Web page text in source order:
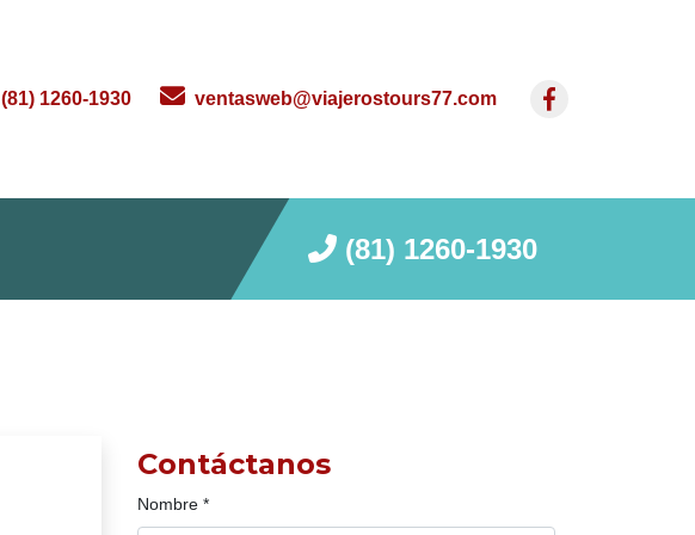
(81) 1260-1930 ventasweb@viajerostours77.com
(81) 1260-1930
Contáctanos
Nombre *